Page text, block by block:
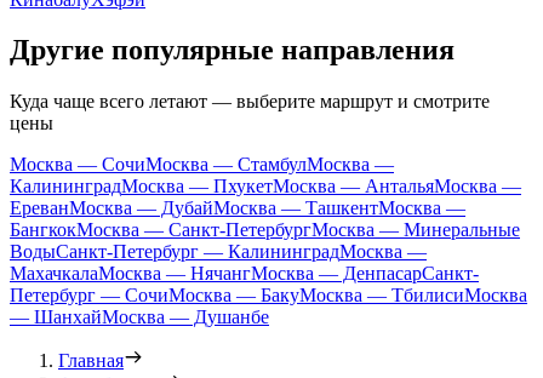
Другие популярные направления
Куда чаще всего летают — выберите маршрут и смотрите
цены
Москва — СочиМосква — СтамбулМосква —
КалининградМосква — ПхукетМосква — АнтальяМосква —
ЕреванМосква — ДубайМосква — ТашкентМосква —
БангкокМосква — Санкт-ПетербургМосква — Минеральные
ВодыСанкт-Петербург — КалининградМосква —
МахачкалаМосква — НячангМосква — ДенпасарСанкт-
Петербург — СочиМосква — БакуМосква — ТбилисиМосква
— ШанхайМосква — Душанбе
Главная